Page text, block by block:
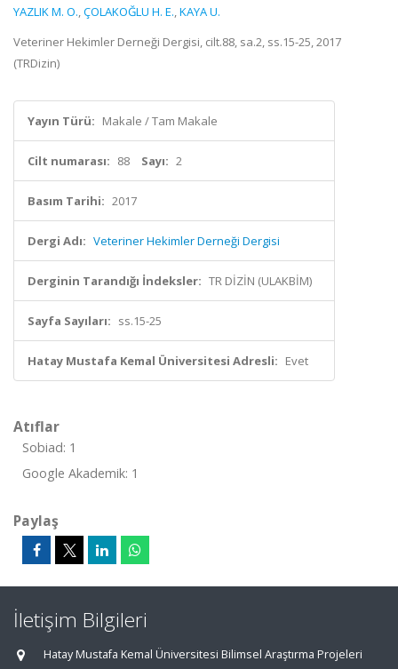
YAZLIK M. O.,ÇOLAKOĞLU H. E.,KAYA U.
Veteriner Hekimler Derneği Dergisi, cilt.88, sa.2, ss.15-25, 2017
(TRDizin)
Yayın Türü: Makale / Tam Makale
Cilt numarası: 88 Sayı: 2
Basım Tarihi: 2017
Dergi Adı: Veteriner Hekimler Derneği Dergisi
Derginin Tarandığı İndeksler: TR DİZİN (ULAKBİM)
Sayfa Sayıları: ss.15-25
Hatay Mustafa Kemal Üniversitesi Adresli: Evet
Atıflar
Sobiad: 1
Google Akademik: 1
Paylaş
İletişim Bilgileri
Hatay Mustafa Kemal Üniversitesi Bilimsel Araştırma Projeleri